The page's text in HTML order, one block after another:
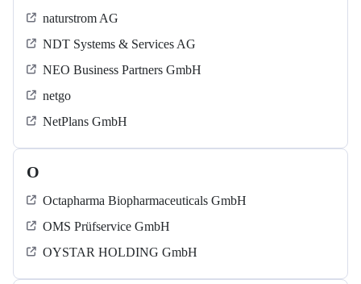
naturstrom AG
NDT Systems & Services AG
NEO Business Partners GmbH
netgo
NetPlans GmbH
O
Octapharma Biopharmaceuticals GmbH
OMS Prüfservice GmbH
OYSTAR HOLDING GmbH